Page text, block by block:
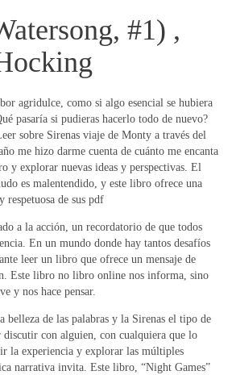
#1) ,
agridulce, como si algo esencial se hubiera
pasaría si pudieras hacerlo todo de nuevo?
sobre Sirenas viaje de Monty a través del
me hizo darme cuenta de cuánto me encanta
y explorar nuevas ideas y perspectivas. El
es malentendido, y este libro ofrece una
respetuosa de sus pdf
a la acción, un recordatorio de que todos
En un mundo donde hay tantos desafíos
leer un libro que ofrece un mensaje de
Este libro no libro online​ nos informa, sino
y nos hace pensar.
belleza de las palabras y la Sirenas el tipo de
discutir con alguien, con cualquiera que lo
la experiencia y explorar las múltiples
narrativa invita. Este libro, “Night Games”